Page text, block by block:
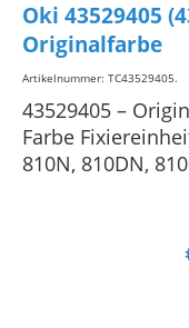
Oki 43529405
Originalfarbe
Artikelnummer: TC43529405.
43529405 –
Farbe
810N, 810DN,